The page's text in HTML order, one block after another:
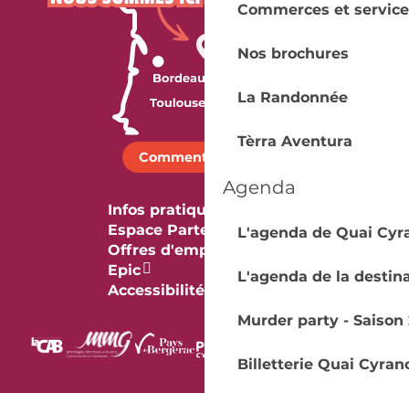
Commerces et
Nos brochures
La Randonnée
Tèrra Aventura
Agenda
L'agenda de Quai
L'agenda de la
Murder party - Saison
Billetterie Quai
Comment venir ?
Infos pratiques
Espace Partenaires
Offres d'emploi & stage
Epic
Accessibilité